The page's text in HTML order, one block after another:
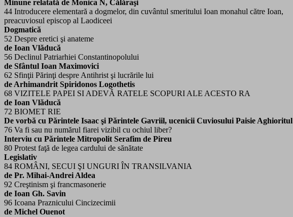
Minune relatată de Monica N, Călăraşi
44 Introducere elementară a dogmelor, din cuvântul smeritului Ioan monahul către Ioan,
preacuviosul episcop al Laodiceei
Dogmatică
52 Despre eretici şi anateme
de Ioan Vlăducă
56 Declinul Patriarhiei Constantinopolului
de Sfântul Ioan Maximovici
62 Sfinţii Părinţi despre Antihrist şi lucrările lui
de Arhimandrit Spiridonos Logothetis
68 VIZITELE PAPEI SI ADEVĂ RATELE SCOPURI ALE ACESTO RA
de Ioan Vlăducă
72 BIOMET RIE
De vorbă cu Părintele Isaac şi Părintele Gavriil, ucenicii Cuviosului Paisie Aghioritul
76 Va fi sau nu numărul fiarei vizibil cu ochiul liber?
Interviu cu Părintele Mitropolit Serafim de Pireu
80 Protest faţă de legea cardului de sănătate
Legislativ
84 ROMÂNI, SECUI ŞI UNGURI ÎN TRANSILVANIA
de Pr. Mihai-Andrei Aldea
92 Creştinism şi francmasonerie
de Ioan Gh. Savin
96 Icoana Praznicului Cincizecimii
de Michel Ouenot